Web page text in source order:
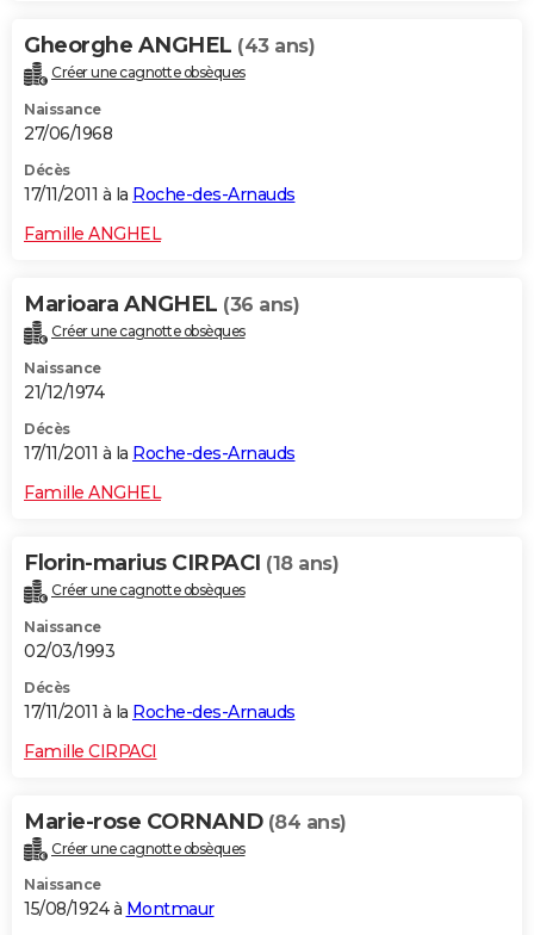
Gheorghe ANGHEL (43 ans)
Créer une cagnotte obsèques
Naissance
27/06/1968
Décès
17/11/2011 à la Roche-des-Arnauds
Famille ANGHEL
Marioara ANGHEL (36 ans)
Créer une cagnotte obsèques
Naissance
21/12/1974
Décès
17/11/2011 à la Roche-des-Arnauds
Famille ANGHEL
Florin-marius CIRPACI (18 ans)
Créer une cagnotte obsèques
Naissance
02/03/1993
Décès
17/11/2011 à la Roche-des-Arnauds
Famille CIRPACI
Marie-rose CORNAND (84 ans)
Créer une cagnotte obsèques
Naissance
15/08/1924 à Montmaur